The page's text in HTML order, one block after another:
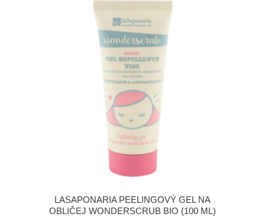
LASAPONARIA PEELINGOVÝ GEL NA
OBLIČEJ WONDERSCRUB BIO (100 ML)